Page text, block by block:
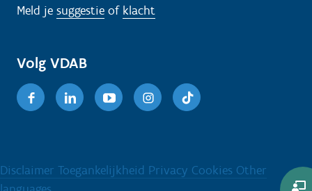
Meld je suggestie of klacht
Volg VDAB
FacebookLinkedinYoutubeInstagram
Disclaimer Toegankelijkheid Privacy Cookies Other